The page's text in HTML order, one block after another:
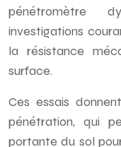
pénétromètre
investigations
la résistance
surface.
Ces essais
pénétration, qui
portante du sol